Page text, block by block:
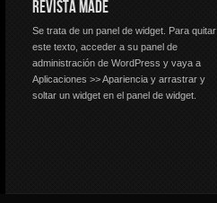
REVISTA MADE
Se trata de un panel de widget. Para quitar
este texto, acceder a su panel de
administración de WordPress y vaya a
Aplicaciones >> Apariencia y arrastrar y
soltar un widget en el panel de widget.